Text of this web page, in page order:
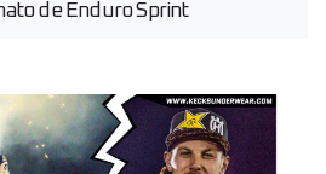
de Enduro Sprint